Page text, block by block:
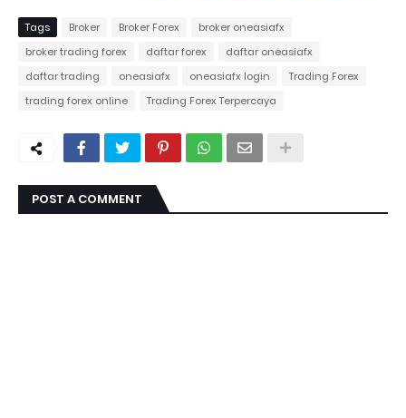
Tags Broker Broker Forex
broker oneasiafx
broker trading forex
daftar forex
daftar oneasiafx
daftar trading
oneasiafx oneasiafx login
Trading Forex
trading forex online
Trading Forex Terpercaya
POST A COMMENT